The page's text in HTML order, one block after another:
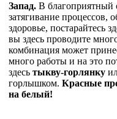
Запад. В благоприятный
затягивание процессов,
здоровье, постарайтесь
вы здесь проводите
комбинация может
много работы и на это
здесь тыкву-горлянку
горлышком. Красные
на белый!